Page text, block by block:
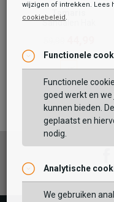
Tamaris
Sandalen Hak
Toegevoegd aan
Vaak samen gekocht
wijzigen of intrekken. Lees
cookiebeleid .
Functionele
Functionele
goed werkt en
kunnen bieden.
geplaatst en
nodig.
Analytische
We gebruiken